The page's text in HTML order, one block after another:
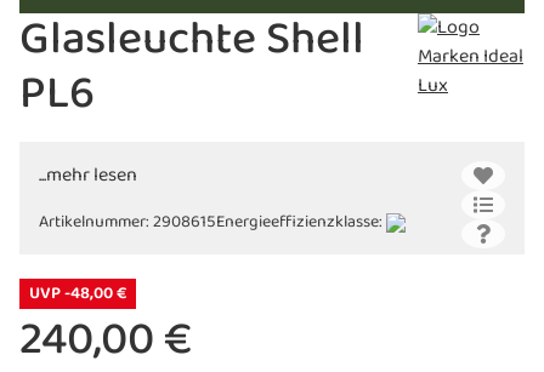
Glasleuchte Shell
PL6
...mehr lesen
Artikelnummer:2908615Energieeffizienzklasse:
UVP -48,00 €
240,00 €